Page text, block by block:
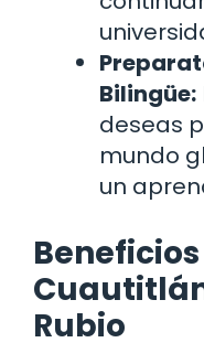
Bilingüe:
deseas
mundo
un
Rubio